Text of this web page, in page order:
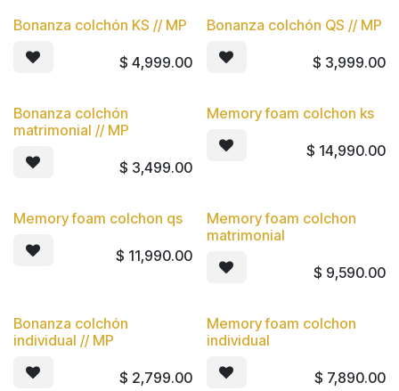
Bonanza colchón KS // MP
$ 4,999.00
Bonanza colchón QS // MP
$ 3,999.00
Bonanza colchón
matrimonial // MP
$ 3,499.00
Memory foam colchon ks
$ 14,990.00
Memory foam colchon qs
$ 11,990.00
Memory foam colchon
matrimonial
$ 9,590.00
Bonanza colchón
individual // MP
$ 2,799.00
Memory foam colchon
individual
$ 7,890.00